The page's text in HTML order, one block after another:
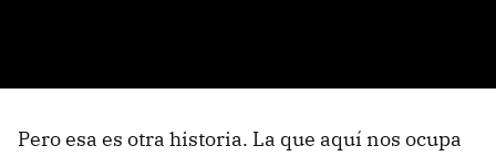
Pero esa es otra historia. La que aquí nos ocupa